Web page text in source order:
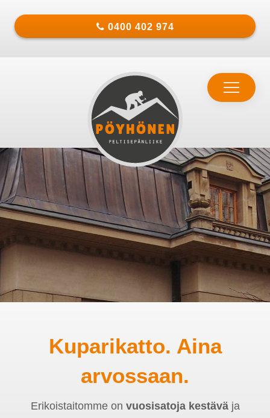
0400 402 974
Kuparikatto. Aina
arvossaan.
Erikoistaitomme on vuosisatoja kestäväja